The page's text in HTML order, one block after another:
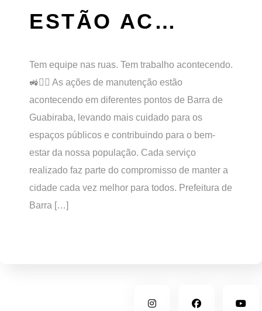
ESTÃO AC…
Tem equipe nas ruas. Tem trabalho acontecendo.
🚜👷‍♂️ As ações de manutenção estão
acontecendo em diferentes pontos de Barra de
Guabiraba, levando mais cuidado para os
espaços públicos e contribuindo para o bem-
estar da nossa população. Cada serviço
realizado faz parte do compromisso de manter a
cidade cada vez melhor para todos. Prefeitura de
Barra […]